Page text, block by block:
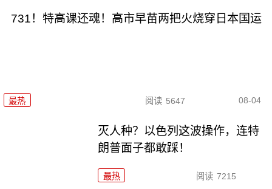
731！特高课还魂！高市早苗两把火烧穿日本国运
最热 阅读 5647 08-04
灭人种？以色列这波操作，连特
朗普面子都敢踩！
最热 阅读 7215